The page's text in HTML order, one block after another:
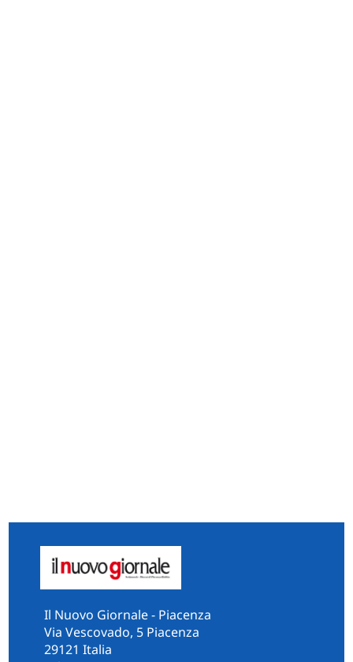
Il Nuovo Giornale - Piacenza
Via Vescovado, 5 Piacenza
29121 Italia